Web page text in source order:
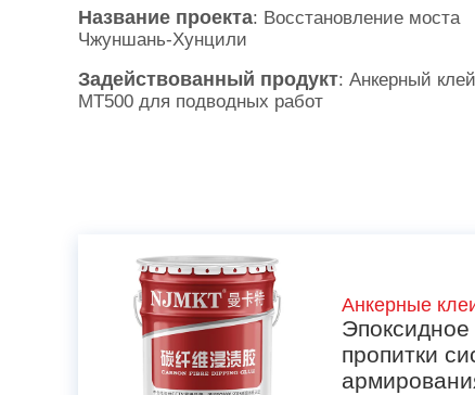
Название проекта: Восстановление моста
Чжуншань-Хунцили
Задействованный продукт: Анкерный клей
MT500 для подводных работ
Анкерные
пропитки